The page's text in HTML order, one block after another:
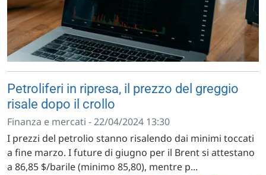
Petroliferi in ripresa, il prezzo del greggio
risale dopo il crollo
Finanza e mercati - 22/04/2024 13:30
I prezzi del petrolio stanno risalendo dai minimi toccati
a fine marzo. I future di giugno per il Brent si attestano
a 86,85 $/barile (minimo 85,80), mentre p...